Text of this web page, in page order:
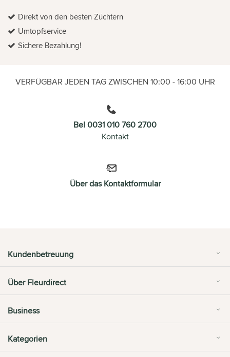
Direkt von den besten Züchtern
Umtopfservice
Sichere Bezahlung!
VERFÜGBAR JEDEN TAG ZWISCHEN 10:00 - 16:00 UHR
Bel 0031 010 760 2700
Kontakt
Über das Kontaktformular
Kundenbetreuung
Über Fleurdirect
Business
Kategorien